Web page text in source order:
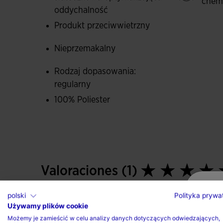
oddychalność
Produkt przeciwwietrzny
Nieprzemakalny
Rodzaj dopasowania:
regularny
100% Poliester
Valoraciones (1)
polski
Polityka
Używamy plików cookie
Możemy je zamieścić w celu analizy danych dotyczących odwiedzających,